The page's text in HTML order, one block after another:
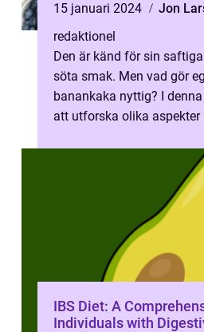
15 januari 2024
Jon
redaktionel
Den är känd för sin
söta smak. Men vad gör
banankaka nyttig? I
att utforska olika aspekter
IBS Diet: A
Individuals with